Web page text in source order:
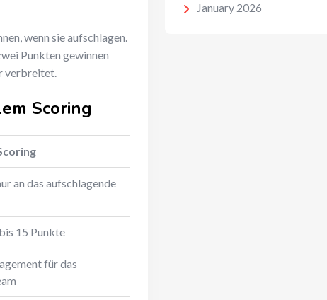
wenn sie aufschlagen.
Punkten gewinnen
verbreitet.
Scoring
an das aufschlagende
15 Punkte
für das
January 2026